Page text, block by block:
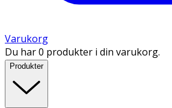
Varukorg
Du har 0 produkter i din varukorg.
Produkter